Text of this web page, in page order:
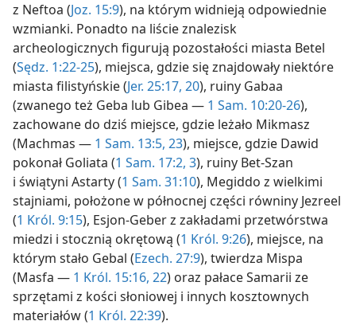
z Neftoa (Joz. 15:9), na którym widnieją odpowiednie
wzmianki. Ponadto na liście znalezisk
archeologicznych figurują pozostałości miasta Betel
(Sędz. 1:22-25), miejsca, gdzie się znajdowały niektóre
miasta filistyńskie (Jer. 25:17, 20), ruiny Gabaa
(zwanego też Geba lub Gibea — 1 Sam. 10:20-26),
zachowane do dziś miejsce, gdzie leżało Mikmasz
(Machmas — 1 Sam. 13:5, 23), miejsce, gdzie Dawid
pokonał Goliata (1 Sam. 17:2, 3), ruiny Bet-Szan
i świątyni Astarty (1 Sam. 31:10), Megiddo z wielkimi
stajniami, położone w północnej części równiny Jezreel
(1 Król. 9:15), Esjon-Geber z zakładami przetwórstwa
miedzi i stocznią okrętową (1 Król. 9:26), miejsce, na
którym stało Gebal (Ezech. 27:9), twierdza Mispa
(Masfa — 1 Król. 15:16, 22) oraz pałace Samarii ze
sprzętami z kości słoniowej i innych kosztownych
materiałów (1 Król. 22:39).